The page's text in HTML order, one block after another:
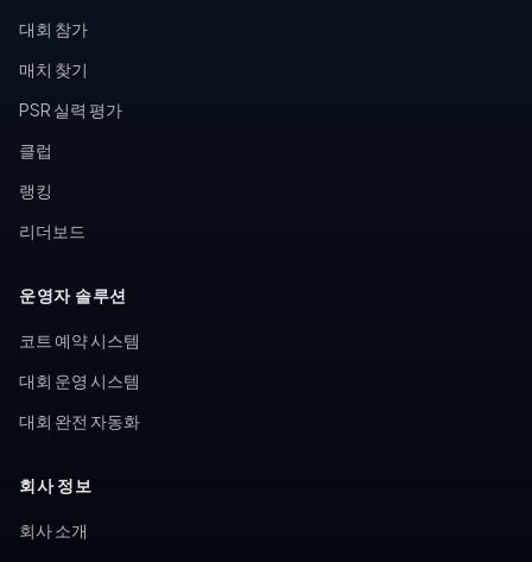
대회 참가
매치 찾기
PSR 실력 평가
클럽
랭킹
리더보드
운영자 솔루션
코트 예약 시스템
대회 운영 시스템
대회 완전 자동화
회사 정보
회사 소개